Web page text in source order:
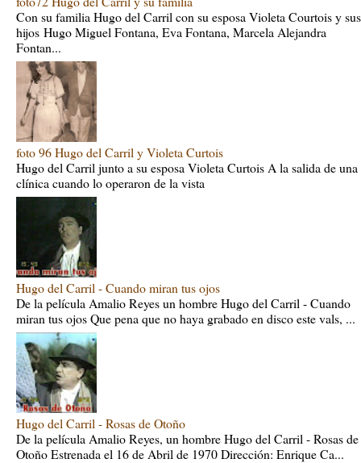
Con su familia Hugo del Carril con su esposa Violeta Courtois y sus
hijos Hugo Miguel Fontana, Eva Fontana, Marcela Alejandra
Fontan...
foto 96 Hugo del Carril y Violeta Curtois
Hugo del Carril junto a su esposa Violeta Curtois A la salida de una
clínica cuando lo operaron de la vista
Hugo del Carril - Cuando miran tus ojos
De la película Amalio Reyes un hombre Hugo del Carril - Cuando
miran tus ojos Que pena que no haya grabado en disco este vals, ...
Hugo del Carril - Rosas de Otoño
De la película Amalio Reyes, un hombre Hugo del Carril - Rosas de
Otoño Estrenada el 16 de Abril de 1970 Dirección: Enrique Ca...